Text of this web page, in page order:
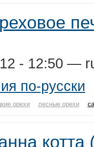
- 12:50 —
по-русски
орехи лесные орехи
котта